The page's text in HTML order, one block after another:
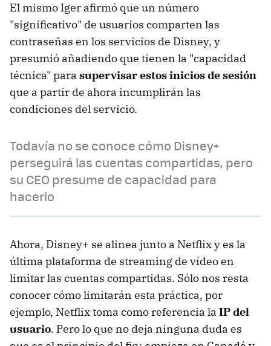
El mismo Iger afirmó que un número
"significativo" de usuarios comparten las
contraseñas en los servicios de Disney, y
presumió añadiendo que tienen la "capacidad
técnica" para supervisar estos inicios de sesión
que a partir de ahora incumplirán las
condiciones del servicio.
Todavía no se conoce cómo Disney+
perseguirá las cuentas compartidas, pero
su CEO presume de capacidad para
hacerlo
Ahora, Disney+ se alinea junto a Netflix y es la
última plataforma de streaming de vídeo en
limitar las cuentas compartidas. Sólo nos resta
conocer cómo limitarán esta práctica, por
ejemplo, Netflix toma como referencia la IP del
usuario. Pero lo que no deja ninguna duda es